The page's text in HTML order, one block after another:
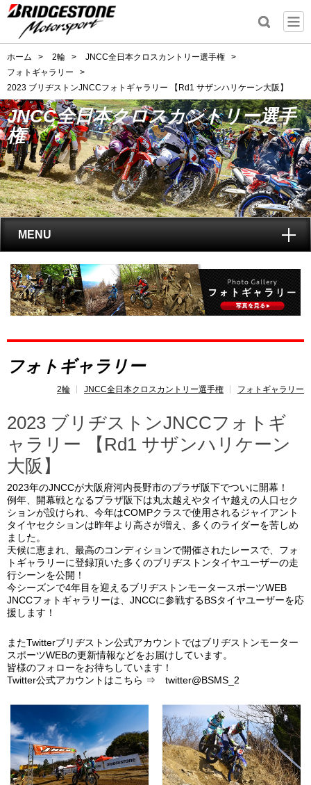
ホーム > 2輪 > JNCC全日本クロスカントリー選手権
>
フォトギャラリー
>
2023 ブリヂストンJNCCフォトギャラリー 【Rd1 サザンハリケーン大阪】
JNCC全日本クロスカントリー選手
権
MENU
トップ
レース開催スケジュール
フォトギャラリー
2輪 JNCC全日本クロスカントリー選手権 フォトギャラリー
2023 ブリヂストンJNCCフォトギ
ャラリー 【Rd1 サザンハリケーン
大阪】
2023年のJNCCが大阪府河内長野市のプラザ阪下でついに開幕！
例年、開幕戦となるプラザ阪下は丸太越えやタイヤ越えの人口セク
ションが設けられ、今年はCOMPクラスで使用されるジャイアント
タイヤセクションは昨年より高さが増え、多くのライダーを苦しめ
ました。
天候に恵まれ、最高のコンディションで開催されたレースで、フォ
トギャラリーに登録頂いた多くのブリヂストンタイヤユーザーの走
行シーンを公開！
今シーズンで4年目を迎えるブリヂストンモータースポーツWEB
JNCCフォトギャラリーは、JNCCに参戦するBSタイヤユーザーを応
援します！
またTwitterブリヂストン公式アカウントではブリヂストンモーター
スポーツWEBの更新情報などをお届けしています。
皆様のフォローをお待ちしています！
Twitter公式アカウントはこちら ⇒ twitter@BSMS_2